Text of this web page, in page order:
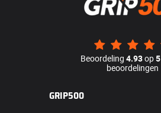
Beoordeling 4.93op5
beoordelingen
GRIP500